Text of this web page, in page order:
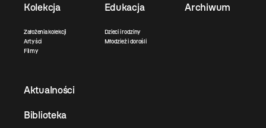
Kolekcja
Założenia kolekcji
Artyści
Filmy
Edukacja
Dzieci i rodziny
Młodzież i dorośli
Archiwum
Aktualności
Biblioteka